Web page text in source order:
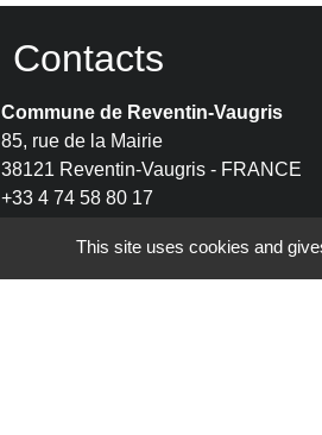
Contacts
Commune de Reventin-Vaugris
85, rue de la Mairie
38121 Reventin-Vaugris - FRANCE
+33 4 74 58 80 17
This site uses cookies and